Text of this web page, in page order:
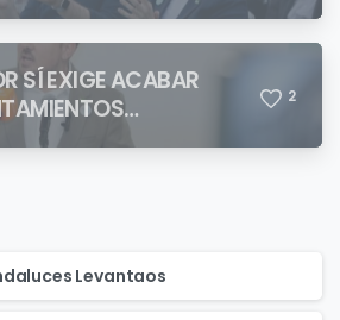
SÍ EXIGE ACABAR
2
Levantaos